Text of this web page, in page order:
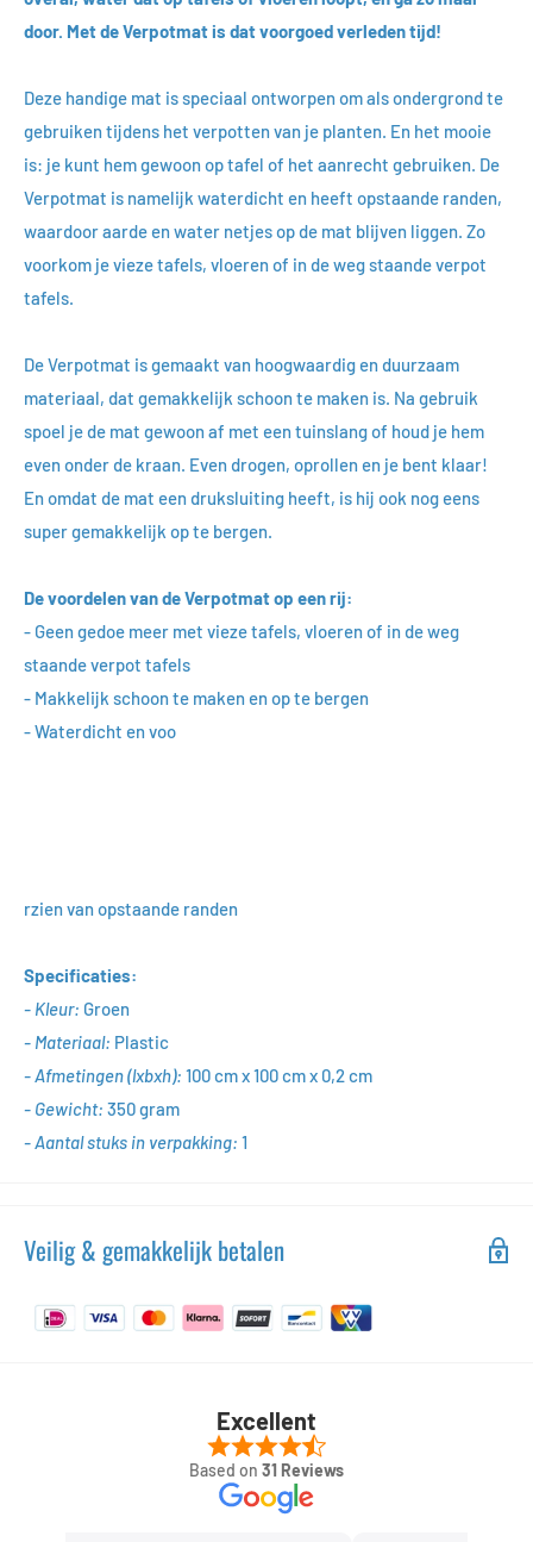
door. Met de Verpotmat is dat voorgoed verleden tijd!
Deze handige mat is speciaal ontworpen om als ondergrond te
gebruiken tijdens het verpotten van je planten. En het mooie
is: je kunt hem gewoon op tafel of het aanrecht gebruiken. De
Verpotmat is namelijk waterdicht en heeft opstaande randen,
waardoor aarde en water netjes op de mat blijven liggen. Zo
voorkom je vieze tafels, vloeren of in de weg staande verpot
tafels.
De Verpotmat is gemaakt van hoogwaardig en duurzaam
materiaal, dat gemakkelijk schoon te maken is. Na gebruik
spoel je de mat gewoon af met een tuinslang of houd je hem
even onder de kraan. Even drogen, oprollen en je bent klaar!
En omdat de mat een druksluiting heeft, is hij ook nog eens
super gemakkelijk op te bergen.
De voordelen van de Verpotmat op een rij:
- Geen gedoe meer met vieze tafels, vloeren of in de weg
staande verpot tafels
- Makkelijk schoon te maken en op te bergen
- Waterdicht en voo
rzien van opstaande randen
Specificaties:
- Kleur: Groen
- Materiaal: Plastic
- Afmetingen (lxbxh): 100cm x 100 cm x 0,2 cm
- Gewicht: 350gram
- Aantal stuks in verpakking: 1
Veilig & gemakkelijk betalen
Excellent
Based on 31 Reviews